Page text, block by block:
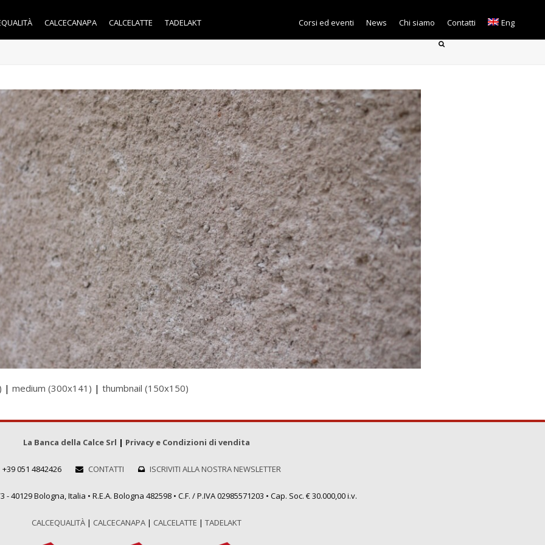
CALCECANAPA CALCELATTE TADELAKT Corsi ed eventi News Chi siamo Contatti Eng
| medium (300x141) | thumbnail (150x150)
La Banca della Calce Srl | Privacy e Condizioni di vendita
+39 051 4842426 CONTATTI ISCRIVITI ALLA NOSTRA NEWSLETTER
40129 Bologna, Italia • R.E.A. Bologna 482598 • C.F. / P.IVA 02985571203 • Cap. Soc. € 30.000,00 i.v.
CALCEQUALITÀ| CALCECANAPA| CALCELATTE | TADELAKT